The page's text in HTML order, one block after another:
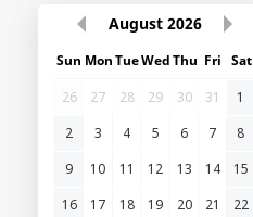
August 2026
Sun MonTueWedThu Fri Sat
26
27 28 29 30 31
1
2
3 4 5 6 7
8
9
10 11 12 13 14
15
16
17 18 19 20 21
22